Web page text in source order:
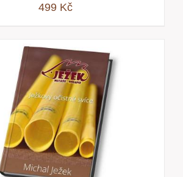
499 Kč